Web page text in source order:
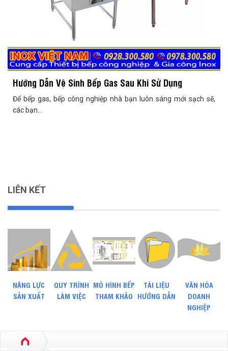
Hướng Dẫn Vệ Sinh Bếp Gas Sau Khi Sử Dụng
Để bếp gas, bếp công nghiệp nhà bạn luôn sáng mới sạch sẽ,
các bạn...
LIÊN KẾT
NĂNG LỰC
SẢN XUẤT
QUY TRÌNH
LÀM VIỆC
MÔ HÌNH BẾP
THAM KHẢO
TÀI LIỆU
HƯỚNG DẪN
VĂN HÓA
DOANH
NGHIỆP